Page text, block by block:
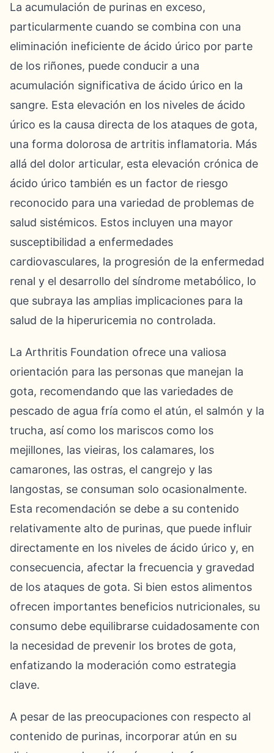
La acumulación de purinas en exceso,
particularmente cuando se combina con una
eliminación ineficiente de ácido úrico por parte
de los riñones, puede conducir a una
acumulación significativa de ácido úrico en la
sangre. Esta elevación en los niveles de ácido
úrico es la causa directa de los ataques de gota,
una forma dolorosa de artritis inflamatoria. Más
allá del dolor articular, esta elevación crónica de
ácido úrico también es un factor de riesgo
reconocido para una variedad de problemas de
salud sistémicos. Estos incluyen una mayor
susceptibilidad a enfermedades
cardiovasculares, la progresión de la enfermedad
renal y el desarrollo del síndrome metabólico, lo
que subraya las amplias implicaciones para la
salud de la hiperuricemia no controlada.
La Arthritis Foundation ofrece una valiosa
orientación para las personas que manejan la
gota, recomendando que las variedades de
pescado de agua fría como el atún, el salmón y la
trucha, así como los mariscos como los
mejillones, las vieiras, los calamares, los
camarones, las ostras, el cangrejo y las
langostas, se consuman solo ocasionalmente.
Esta recomendación se debe a su contenido
relativamente alto de purinas, que puede influir
directamente en los niveles de ácido úrico y, en
consecuencia, afectar la frecuencia y gravedad
de los ataques de gota. Si bien estos alimentos
ofrecen importantes beneficios nutricionales, su
consumo debe equilibrarse cuidadosamente con
la necesidad de prevenir los brotes de gota,
enfatizando la moderación como estrategia
clave.
A pesar de las preocupaciones con respecto al
contenido de purinas, incorporar atún en su